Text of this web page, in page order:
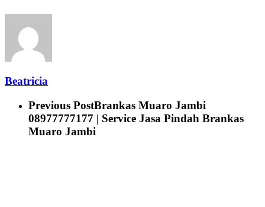
Beatricia
Previous PostBrankas Muaro Jambi
08977777177 | Service Jasa Pindah Brankas
Muaro Jambi